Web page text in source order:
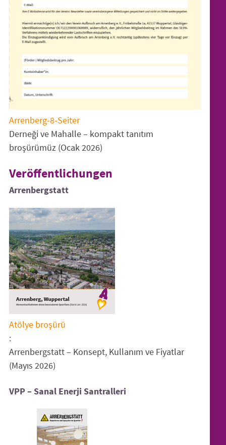
Arrenberg-8-Seiter
Derneği ve Mahalle – kompakt tanıtım
broşürümüz (Ocak 2026)
Veröffentlichungen
Arrenbergstatt
Atölye broşürü
:
Arrenbergstatt – Konsept, Kullanım ve Fiyatlar
(Mayıs 2026)
VPP – Sanal Enerji Santralleri